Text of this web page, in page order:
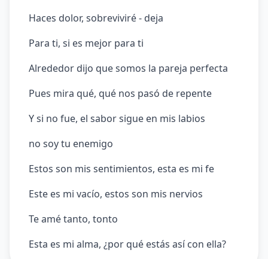
Haces dolor, sobreviviré - deja
Para ti, si es mejor para ti
Alrededor dijo que somos la pareja perfecta
Pues mira qué, qué nos pasó de repente
Y si no fue, el sabor sigue en mis labios
no soy tu enemigo
Estos son mis sentimientos, esta es mi fe
Este es mi vacío, estos son mis nervios
Te amé tanto, tonto
Esta es mi alma, ¿por qué estás así con ella?